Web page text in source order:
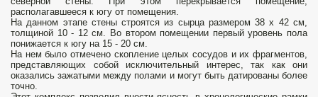
располагавшееся к югу от помещения.
На данном этапе стены строятся из сырца размером 38 х 42 см,
толщиной 10 - 12 см. Во втором помещении первый уровень пола
понижается к югу на 15 - 20 см.
На нем было отмечено скопление целых сосудов и их фрагментов,
представляющих собой исключительный интерес, так как они
оказались зажатыми между полами и могут быть датированы более
точно.